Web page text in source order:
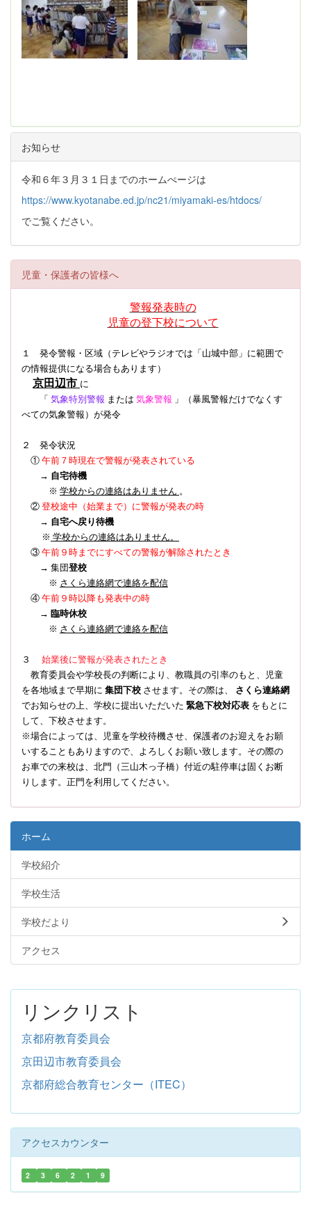
お知らせ
令和６年３月３１日までのホームぺージは
https://www.kyotanabe.ed.jp/nc21/miyamaki-es/htdocs/
でご覧ください。
児童・保護者の皆様へ
警報発表時の
児童の登下校について
１ 発令警報・区域（テレビやラジオでは「山城中部」に範囲で
の情報提供になる場合もあります）
京田辺市 に
「 気象特別警報 または 気象警報 」（暴風警報だけでなくす
べての気象警報） が発令
２ 発令状況
① 午前７時現在で警報が発表されている
→ 自宅待機
※ 学校からの連絡はありません 。
② 登校途中（始業まで）に警報が発表の時
→ 自宅へ戻り待機
※ 学校からの連絡はありません。
③ 午前９時までにすべての警報が解除されたとき
→ 集団登校
※ さくら連絡網で連絡を配信
④ 午前９時以降も発表中の時
→ 臨時休校
※ さくら連絡網で連絡を配信
３ 始業後に警報が発表されたとき
教育委員会や学校長の判断により、教職員の引率のもと、児童
を各地域まで早期に 集団下校 させます。その際は、 さくら連絡網
でお知らせの上、学校に提出いただいた 緊急下校対応表 をもとに
して、下校させます。
※場合によっては、児童を学校待機させ、保護者のお迎えをお願
いすることもありますので、よろしくお願い致します。その際の
お車での来校は、北門（三山木っ子橋）付近の駐停車は固くお断
りします。正門を利用してください。
ホーム
学校紹介
学校生活
学校だより
アクセス
リンクリスト
京都府教育委員会
京田辺市教育委員会
京都府総合教育センター（ITEC）
アクセスカウンター
2 3 6 2 1 9